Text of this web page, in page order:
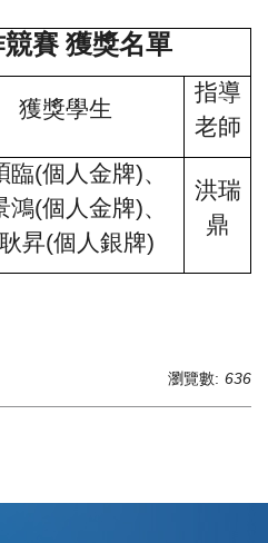
賽 獲獎名單
獲獎學生
指導
老師
臨(個人金牌)、
鴻(個人金牌)、
昇(個人銀牌)
洪瑞
鼎
瀏覽數: 636